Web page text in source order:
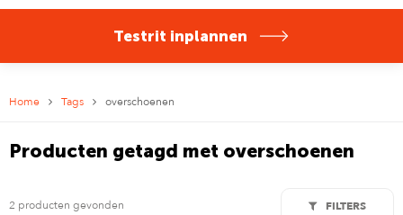
Testrit inplannen
Home Tags overschoenen
Producten getagd met overschoenen
2 producten gevonden FILTERS